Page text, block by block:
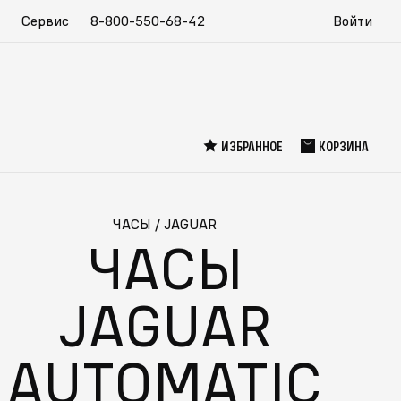
Сервис 8-800-550-68-42 Войти
ИЗБРАННОЕ КОРЗИНА
ЧАСЫ / JAGUAR
ЧАСЫ
JAGUAR
AUTOMATIC